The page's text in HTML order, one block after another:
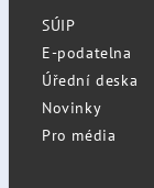
SÚIP
E-podatelna
Úřední deska
Novinky
Pro média